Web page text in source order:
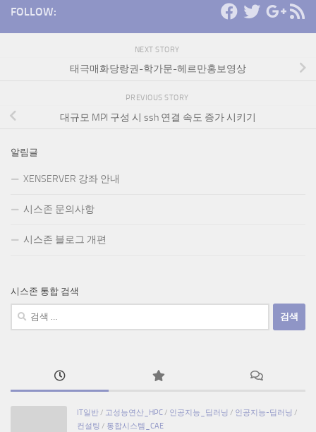
FOLLOW:
NEXT STORY
태극매화당랑권-학가문-헤르만홍보영상
PREVIOUS STORY
대규모 MPI 구성 시 ssh 연결 속도 증가 시키기
알림글
XENSERVER 강좌 안내
시스존 문의사항
시스존 블로그 개편
시스존 통합 검색
검
IT일반 / 고성능연산_HPC / 인공지능_딥러닝 / 인공지능-딥러닝 /
컨설팅 / 통합시스템_CAE